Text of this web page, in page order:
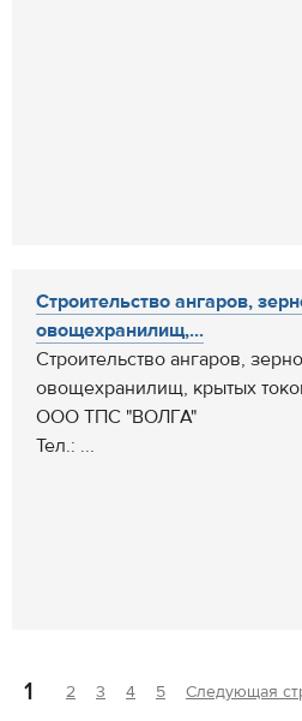
Cтроительство ангаров,
овощехранилищ,...
Cтроительство ангаров,
овощехранилищ, крытых
ООО ТПС "ВОЛГА"
Тел.: ...
1 2 3 4 5 Следующая